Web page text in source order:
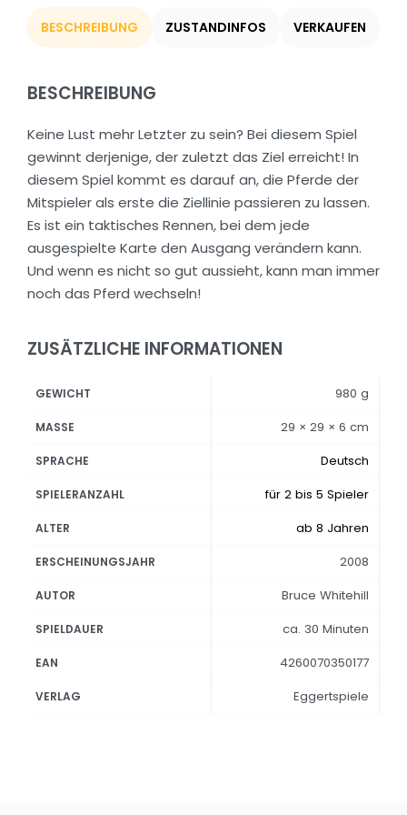
BESCHREIBUNG ZUSTANDINFOS VERKAUFEN
BESCHREIBUNG
Keine Lust mehr Letzter zu sein? Bei diesem Spiel
gewinnt derjenige, der zuletzt das Ziel erreicht! In
diesem Spiel kommt es darauf an, die Pferde der
Mitspieler als erste die Ziellinie passieren zu lassen.
Es ist ein taktisches Rennen, bei dem jede
ausgespielte Karte den Ausgang verändern kann.
Und wenn es nicht so gut aussieht, kann man immer
noch das Pferd wechseln!
ZUSÄTZLICHE INFORMATIONEN
GEWICHT 980 g
MASSE 29 × 29 × 6 cm
SPRACHE Deutsch
SPIELERANZAHL für 2 bis 5 Spieler
ALTER ab 8 Jahren
ERSCHEINUNGSJAHR 2008
AUTOR Bruce Whitehill
SPIELDAUER ca. 30 Minuten
EAN 4260070350177
VERLAG Eggertspiele